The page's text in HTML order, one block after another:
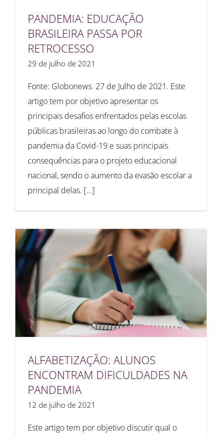
PANDEMIA: EDUCAÇÃO
BRASILEIRA PASSA POR
RETROCESSO
29 de julho de 2021
Fonte: Globonews. 27 de Julho de 2021. Este
artigo tem por objetivo apresentar os
principais desafios enfrentados pelas escolas
públicas brasileiras ao longo do combate à
pandemia da Covid-19 e suas principais
consequências para o projeto educacional
nacional, sendo o aumento da evasão escolar a
principal delas. [...]
ALFABETIZAÇÃO: ALUNOS
ENCONTRAM DIFICULDADES NA
PANDEMIA
12 de julho de 2021
Este artigo tem por objetivo discutir qual o